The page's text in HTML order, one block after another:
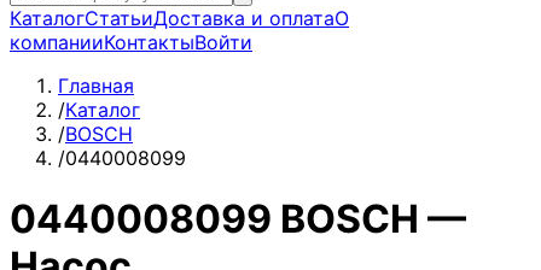
КаталогСтатьиДоставка и оплатаО
компанииКонтактыВойти
Главная
/Каталог
/BOSCH
/0440008099
0440008099 BOSCH —